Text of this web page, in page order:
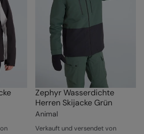
Zephyr Wasserdichte
Herren Skijacke Grün
Animal
Verkauft und versendet von